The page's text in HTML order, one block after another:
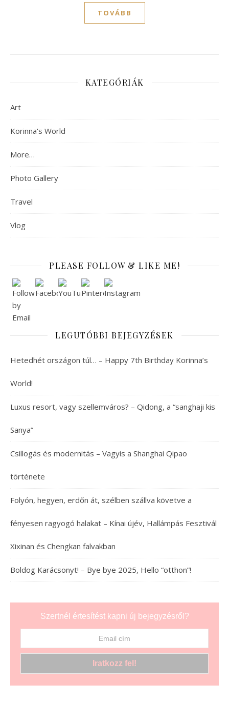
TOVÁBB
KATEGÓRIÁK
Art
Korinna's World
More…
Photo Gallery
Travel
Vlog
PLEASE FOLLOW & LIKE ME!
LEGUTÓBBI BEJEGYZÉSEK
Hetedhét országon túl… – Happy 7th Birthday Korinna’s
World!
Luxus resort, vagy szellemváros? – Qidong, a “sanghaji kis
Sanya”
Csillogás és modernitás – Vagyis a Shanghai Qipao
története
Folyón, hegyen, erdőn át, szélben szállva követve a
fényesen ragyogó halakat – Kínai újév, Hallámpás Fesztivál
Xixinan és Chengkan falvakban
Boldog Karácsonyt! – Bye bye 2025, Hello “otthon”!
Szertnél értesítést kapni új bejegyzésről?